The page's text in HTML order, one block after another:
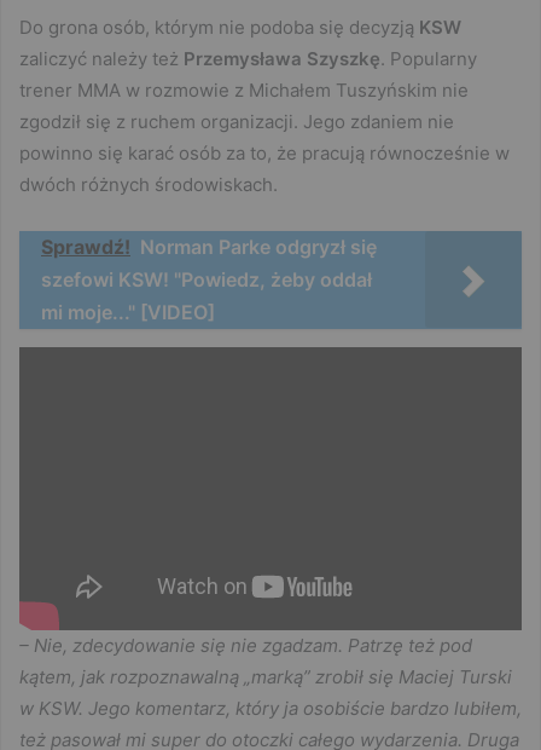
Do grona osób, którym nie podoba się decyzją KSW
zaliczyć należy też Przemysława Szyszkę. Popularny
trener MMA w rozmowie z Michałem Tuszyńskim nie
zgodził się z ruchem organizacji. Jego zdaniem nie
powinno się karać osób za to, że pracują równocześnie w
dwóch różnych środowiskach.
Sprawdź! Norman Parke odgryzł się
szefowi KSW! "Powiedz, żeby oddał
mi moje..." [VIDEO]
– Nie, zdecydowanie się nie zgadzam. Patrzę też pod
kątem, jak rozpoznawalną „marką” zrobił się Maciej Turski
w KSW. Jego komentarz, który ja osobiście bardzo lubiłem,
też pasował mi super do otoczki całego wydarzenia. Druga